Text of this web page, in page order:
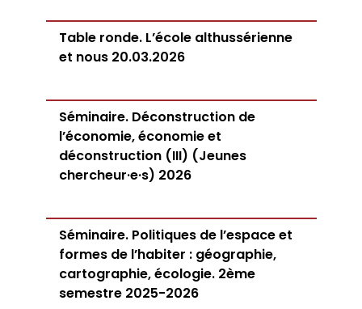
Table ronde. L’école althussérienne
et nous 20.03.2026
Séminaire. Déconstruction de
l’économie, économie et
déconstruction (III) (Jeunes
chercheur·e·s) 2026
Séminaire. Politiques de l’espace et
formes de l’habiter : géographie,
cartographie, écologie. 2ème
semestre 2025-2026